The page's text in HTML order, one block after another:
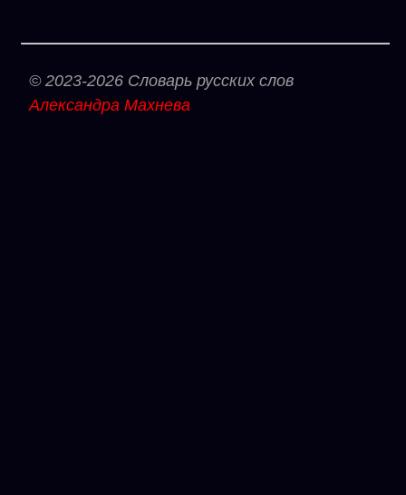
© 2023-2026 Словарь русских слов
Александра Махнева